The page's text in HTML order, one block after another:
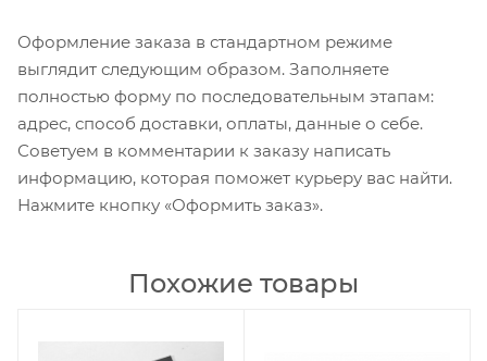
Оформление заказа в стандартном режиме
выглядит следующим образом. Заполняете
полностью форму по последовательным этапам:
адрес, способ доставки, оплаты, данные о себе.
Советуем в комментарии к заказу написать
информацию, которая поможет курьеру вас найти.
Нажмите кнопку «Оформить заказ».
Похожие товары